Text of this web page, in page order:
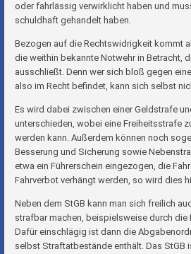
oder fahrlässig verwirklicht haben und
schuldhaft gehandelt haben.
Bezogen auf die Rechtswidrigkeit kommt
die weithin bekannte Notwehr in Betracht,
ausschließt. Denn wer sich bloß gegen
also im Recht befindet, kann sich selbst
Es wird dabei zwischen einer Geldstrafe
unterschieden, wobei eine Freiheitsstrafe
werden kann. Außerdem können noch
Besserung und Sicherung sowie
etwa ein Führerschein eingezogen, die
Fahrverbot verhängt werden, so wird dies
Neben dem StGB kann man sich freilich
strafbar machen, beispielsweise durch die
Dafür einschlägig ist dann die
selbst Straftatbestände enthält. Das StGB